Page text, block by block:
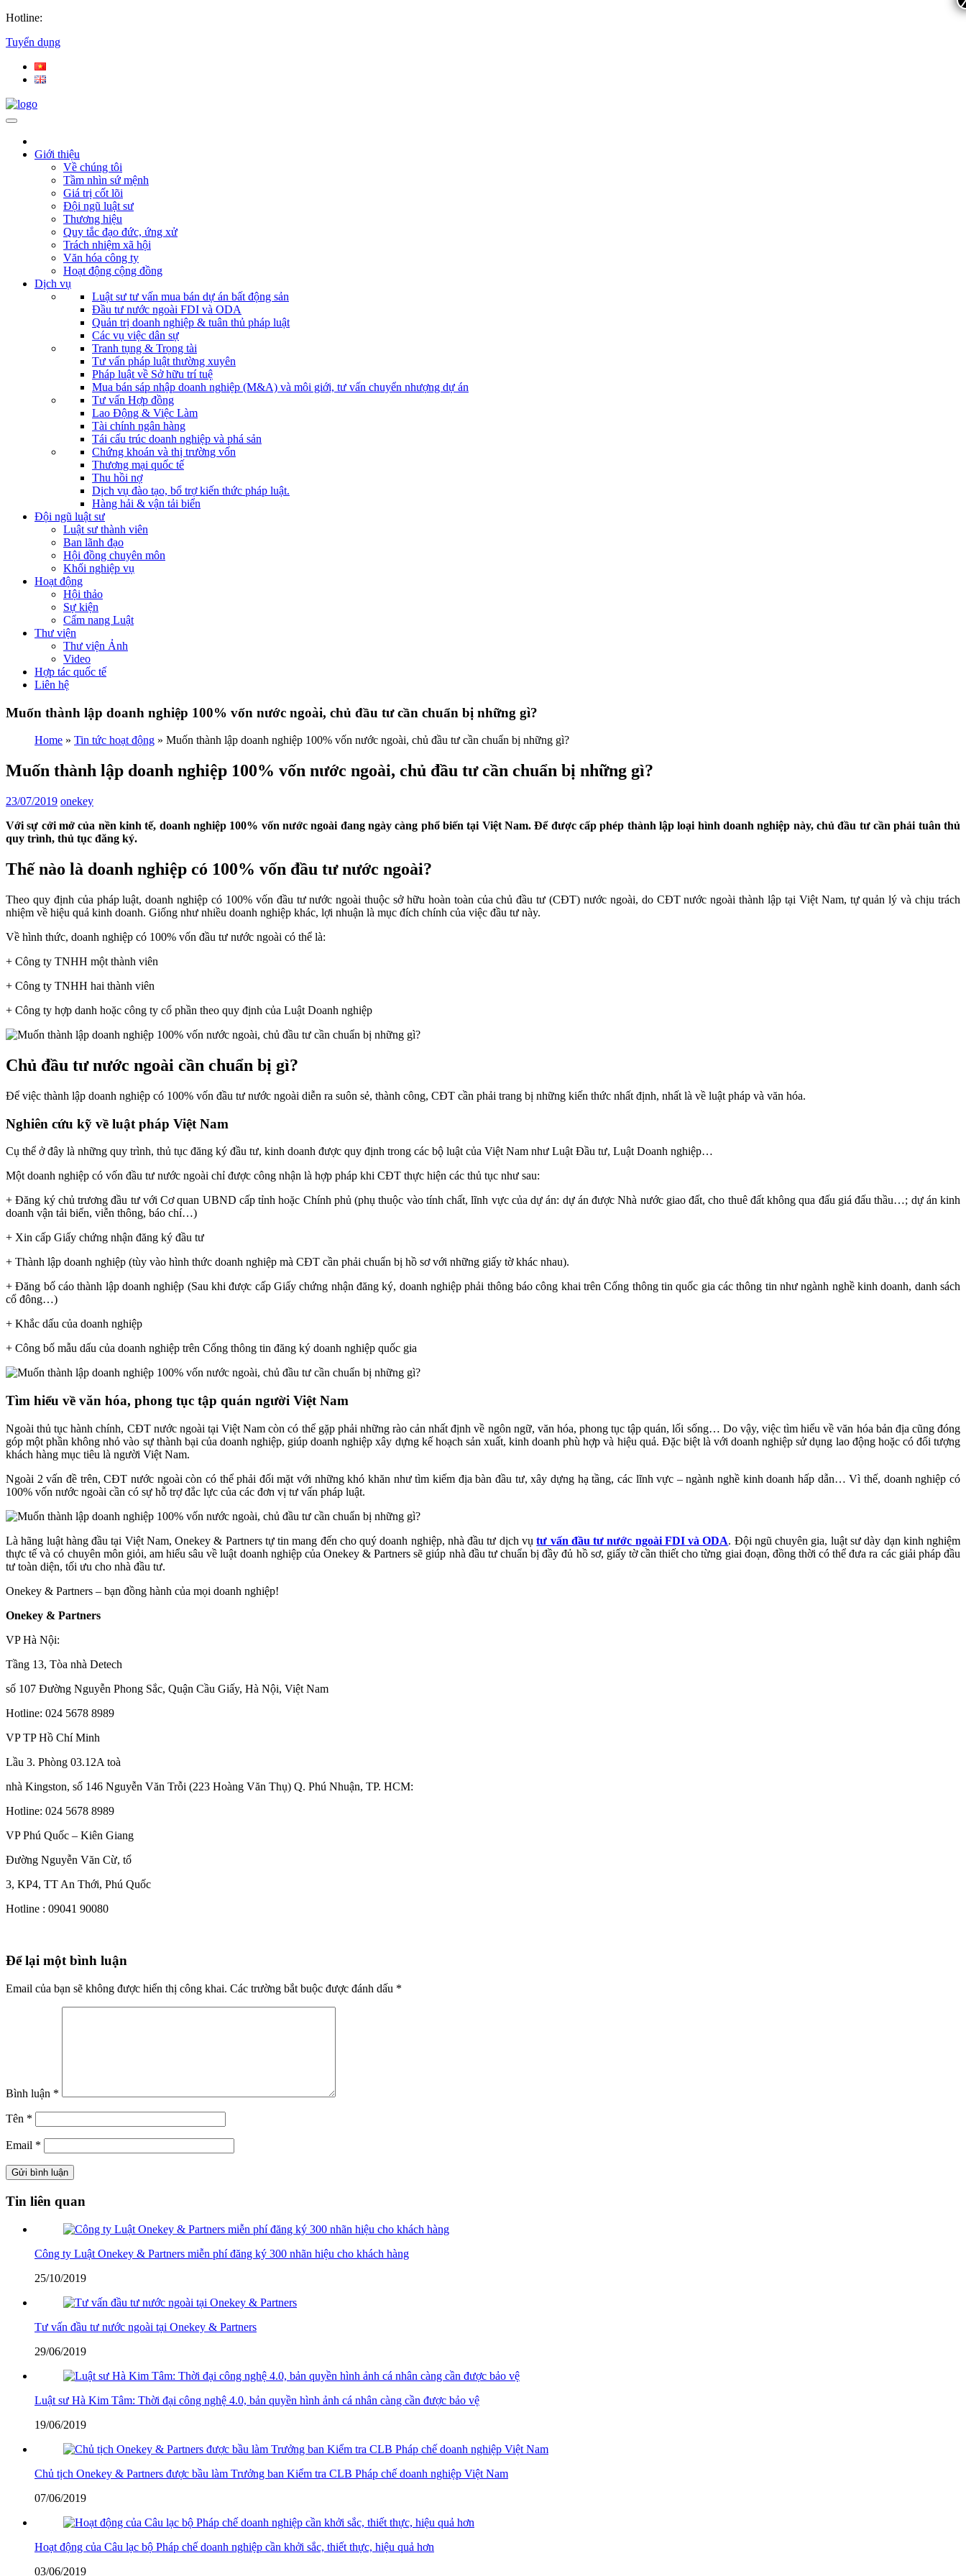
Hotline:
Tuyển dụng
Giới thiệu
Về chúng tôi
Tầm nhìn sứ mệnh
Giá trị cốt lõi
Đội ngũ luật sư
Thương hiệu
Quy tắc đạo đức, ứng xử
Trách nhiệm xã hội
Văn hóa công ty
Hoạt động cộng đồng
Dịch vụ
Luật sư tư vấn mua bán dự án bất động sản
Đầu tư nước ngoài FDI và ODA
Quản trị doanh nghiệp & tuân thủ pháp luật
Các vụ việc dân sự
Tranh tụng & Trọng tài
Tư vấn pháp luật thường xuyên
Pháp luật về Sở hữu trí tuệ
Mua bán sáp nhập doanh nghiệp (M&A) và môi giới, tư vấn chuyển nhượng dự án
Tư vấn Hợp đồng
Lao Động & Việc Làm
Tài chính ngân hàng
Tái cấu trúc doanh nghiệp và phá sản
Chứng khoán và thị trường vốn
Thương mại quốc tế
Thu hồi nợ
Dịch vụ đào tạo, bổ trợ kiến thức pháp luật.
Hàng hải & vận tải biển
Đội ngũ luật sư
Luật sư thành viên
Ban lãnh đạo
Hội đồng chuyên môn
Khối nghiệp vụ
Hoạt động
Hội thảo
Sự kiện
Cẩm nang Luật
Thư viện
Thư viện Ảnh
Video
Hợp tác quốc tế
Liên hệ
Muốn thành lập doanh nghiệp 100% vốn nước ngoài, chủ đầu tư cần chuẩn bị những gì?
Home » Tin tức hoạt động » Muốn thành lập doanh nghiệp 100% vốn nước ngoài, chủ đầu tư cần chuẩn bị những gì?
Muốn thành lập doanh nghiệp 100% vốn nước ngoài, chủ đầu tư cần chuẩn bị những gì?
23/07/2019 onekey
Với sự cởi mở của nền kinh tế, doanh nghiệp 100% vốn nước ngoài đang ngày càng phổ biến tại Việt Nam. Để được cấp phép thành lập loại hình doanh nghiệp này, chủ đầu tư cần phải tuân thủ
quy trình, thủ tục đăng ký.
Thế nào là doanh nghiệp có 100% vốn đầu tư nước ngoài?
Theo quy định của pháp luật, doanh nghiệp có 100% vốn đầu tư nước ngoài thuộc sở hữu hoàn toàn của chủ đầu tư (CĐT) nước ngoài, do CĐT nước ngoài thành lập tại Việt Nam, tự quản lý và chịu trách
nhiệm về hiệu quả kinh doanh. Giống như nhiều doanh nghiệp khác, lợi nhuận là mục đích chính của việc đầu tư này.
Về hình thức, doanh nghiệp có 100% vốn đầu tư nước ngoài có thể là:
+ Công ty TNHH một thành viên
+ Công ty TNHH hai thành viên
+ Công ty hợp danh hoặc công ty cổ phần theo quy định của Luật Doanh nghiệp
Chủ đầu tư nước ngoài cần chuẩn bị gì?
Để việc thành lập doanh nghiệp có 100% vốn đầu tư nước ngoài diễn ra suôn sẻ, thành công, CĐT cần phải trang bị những kiến thức nhất định, nhất là về luật pháp và văn hóa.
Nghiên cứu kỹ về luật pháp Việt Nam
Cụ thể ở đây là những quy trình, thủ tục đăng ký đầu tư, kinh doanh được quy định trong các bộ luật của Việt Nam như Luật Đầu tư, Luật Doanh nghiệp…
Một doanh nghiệp có vốn đầu tư nước ngoài chỉ được công nhận là hợp pháp khi CĐT thực hiện các thủ tục như sau:
+ Đăng ký chủ trương đầu tư với Cơ quan UBND cấp tỉnh hoặc Chính phủ (phụ thuộc vào tính chất, lĩnh vực của dự án: dự án được Nhà nước giao đất, cho thuê đất không qua đấu giá đấu thầu…; dự án kinh
doanh vận tải biển, viễn thông, báo chí…)
+ Xin cấp Giấy chứng nhận đăng ký đầu tư
+ Thành lập doanh nghiệp (tùy vào hình thức doanh nghiệp mà CĐT cần phải chuẩn bị hồ sơ với những giấy tờ khác nhau).
+ Đăng bố cáo thành lập doanh nghiệp (Sau khi được cấp Giấy chứng nhận đăng ký, doanh nghiệp phải thông báo công khai trên Cổng thông tin quốc gia các thông tin như ngành nghề kinh doanh, danh sách
cổ đông…)
+ Khắc dấu của doanh nghiệp
+ Công bố mẫu dấu của doanh nghiệp trên Cổng thông tin đăng ký doanh nghiệp quốc gia
Tìm hiểu về văn hóa, phong tục tập quán người Việt Nam
Ngoài thủ tục hành chính, CĐT nước ngoài tại Việt Nam còn có thể gặp phải những rào cản nhất định về ngôn ngữ, văn hóa, phong tục tập quán, lối sống… Do vậy, việc tìm hiểu về văn hóa bản địa cũng đóng
góp một phần không nhỏ vào sự thành bại của doanh nghiệp, giúp doanh nghiệp xây dựng kế hoạch sản xuất, kinh doanh phù hợp và hiệu quả. Đặc biệt là với doanh nghiệp sử dụng lao động hoặc có đối tượng
khách hàng mục tiêu là người Việt Nam.
Ngoài 2 vấn đề trên, CĐT nước ngoài còn có thể phải đối mặt với những khó khăn như tìm kiếm địa bàn đầu tư, xây dựng hạ tầng, các lĩnh vực – ngành nghề kinh doanh hấp dẫn… Vì thế, doanh nghiệp có
100% vốn nước ngoài cần có sự hỗ trợ đắc lực của các đơn vị tư vấn pháp luật.
Là hãng luật hàng đầu tại Việt Nam, Onekey & Partners tự tin mang đến cho quý doanh nghiệp, nhà đầu tư dịch vụtư vấn đầu tư nước ngoài FDI và ODA. Đội ngũ chuyên gia, luật sư dày dạn kinh nghiệm
thực tế và có chuyên môn giỏi, am hiểu sâu về luật doanh nghiệp của Onekey & Partners sẽ giúp nhà đầu tư chuẩn bị đầy đủ hồ sơ, giấy tờ cần thiết cho từng giai đoạn, đồng thời có thể đưa ra các giải pháp đầu
tư toàn diện, tối ưu cho nhà đầu tư.
Onekey & Partners – bạn đồng hành của mọi doanh nghiệp!
Onekey & Partners
VP Hà Nội:
Tầng 13, Tòa nhà Detech
số 107 Đường Nguyễn Phong Sắc, Quận Cầu Giấy, Hà Nội, Việt Nam
Hotline: 024 5678 8989
VP TP Hồ Chí Minh
Lầu 3. Phòng 03.12A toà
nhà Kingston, số 146 Nguyễn Văn Trỗi (223 Hoàng Văn Thụ) Q. Phú Nhuận, TP. HCM:
Hotline: 024 5678 8989
VP Phú Quốc – Kiên Giang
Đường Nguyễn Văn Cừ, tổ
3, KP4, TT An Thới, Phú Quốc
Hotline : 09041 90080
Để lại một bình luận
Email của bạn sẽ không được hiển thị công khai. Các trường bắt buộc được đánh dấu *
Bình luận *
Tên *
Email *
Tin liên quan
Công ty Luật Onekey & Partners miễn phí đăng ký 300 nhãn hiệu cho khách hàng
25/10/2019
Tư vấn đầu tư nước ngoài tại Onekey & Partners
29/06/2019
Luật sư Hà Kim Tâm: Thời đại công nghệ 4.0, bản quyền hình ảnh cá nhân càng cần được bảo vệ
19/06/2019
Chủ tịch Onekey & Partners được bầu làm Trưởng ban Kiểm tra CLB Pháp chế doanh nghiệp Việt Nam
07/06/2019
Hoạt động của Câu lạc bộ Pháp chế doanh nghiệp cần khởi sắc, thiết thực, hiệu quả hơn
03/06/2019